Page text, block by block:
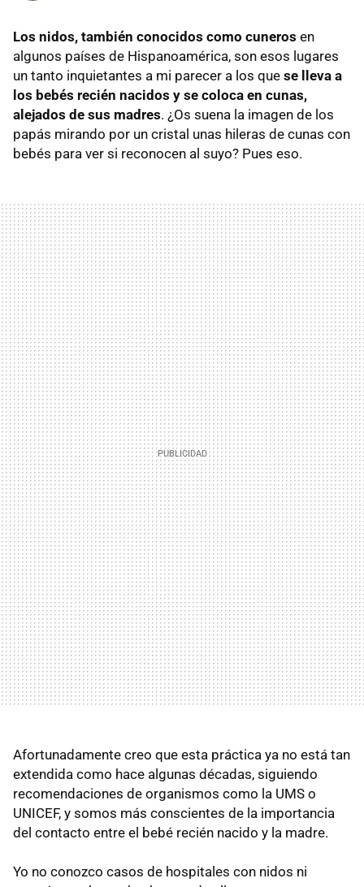
Los nidos, también conocidos como cuneros en
algunos países de Hispanoamérica, son esos lugares
un tanto inquietantes a mi parecer a los que se lleva a
los bebés recién nacidos y se coloca en cunas,
alejados de sus madres. ¿Os suena la imagen de los
papás mirando por un cristal unas hileras de cunas con
bebés para ver si reconocen al suyo? Pues eso.
Afortunadamente creo que esta práctica ya no está tan
extendida como hace algunas décadas, siguiendo
recomendaciones de organismos como la UMS o
UNICEF, y somos más conscientes de la importancia
del contacto entre el bebé recién nacido y la madre.
Yo no conozco casos de hospitales con nidos ni